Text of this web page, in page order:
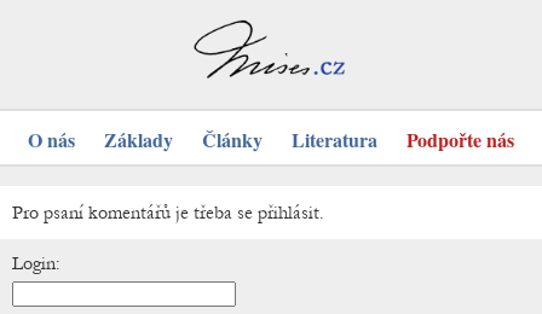
O nás Základy Články Literatura Podpořte nás
Pro psaní komentářů je třeba se přihlásit.
Login: